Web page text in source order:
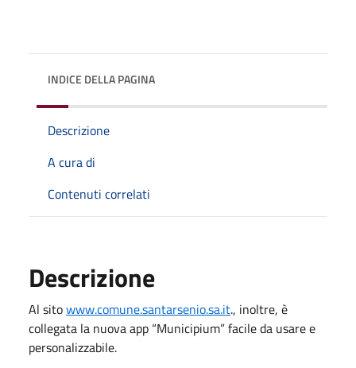
INDICE DELLA PAGINA
Descrizione
A cura di
Contenuti correlati
Descrizione
Al sitowww.comune.santarsenio.sa.it., inoltre, è
collegata la nuova app “Municipium” facile da usare e
personalizzabile.